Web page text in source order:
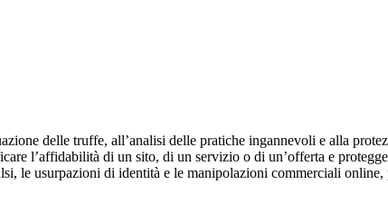
delle truffe, all’analisi delle pratiche ingannevoli e alla
l’affidabilità di un sito, di un servizio o di un’offerta e
le usurpazioni di identità e le manipolazioni commerciali